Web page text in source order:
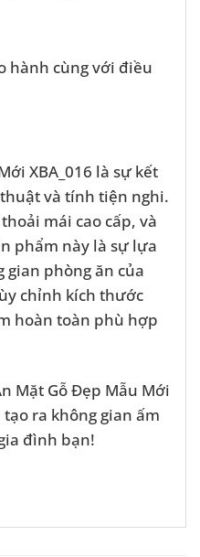
hành cùng với điều
XBA_016 là sự kết
và tính tiện nghi.
mái cao cấp, và
phẩm này là sự lựa
gian phòng ăn của
chỉnh kích thước
hoàn toàn phù hợp
Mặt Gỗ Đẹp Mẫu Mới
tạo ra không gian ấm
đình bạn!